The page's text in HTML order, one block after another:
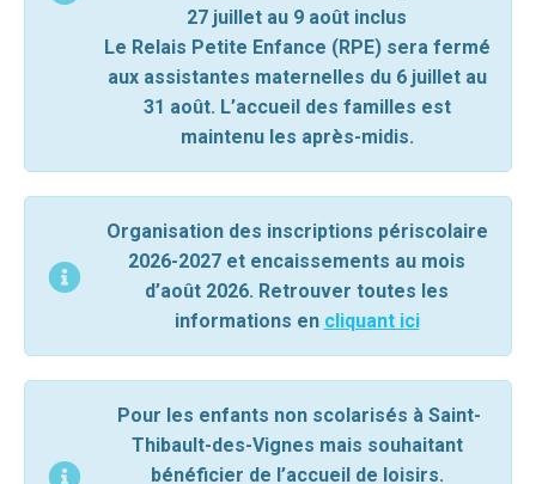
27 juillet au 9 août inclus
Le Relais Petite Enfance (RPE) sera fermé
aux assistantes maternelles du 6 juillet au
31 août. L’accueil des familles est
maintenu les après-midis.
Organisation des inscriptions périscolaire
2026-2027 et encaissements au mois
d’août 2026. Retrouver toutes les
informations en cliquant ici
Pour les enfants non scolarisés à Saint-
Thibault-des-Vignes mais souhaitant
bénéficier de l’accueil de loisirs.